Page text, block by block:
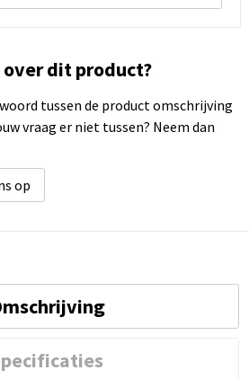
over dit product?
tussen de product omschrijving
vraag er niet tussen? Neem dan
op